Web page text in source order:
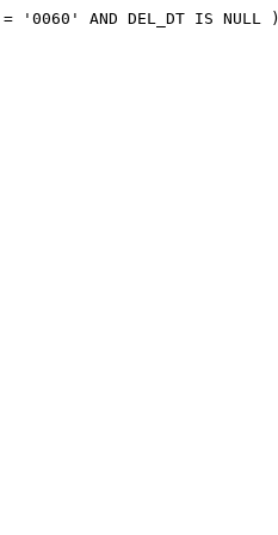
= '0060' AND DEL_DT IS NULL )